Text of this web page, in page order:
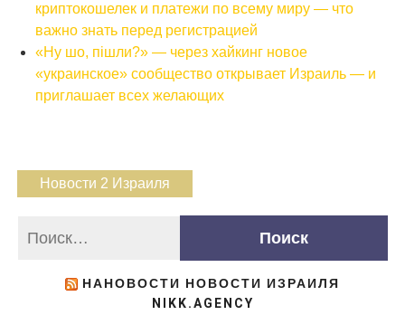
криптокошелек и платежи по всему миру — что
важно знать перед регистрацией
«Ну шо, пішли?» — через хайкинг новое
«украинское» сообщество открывает Израиль — и
приглашает всех желающих
Новости 2 Израиля
НАНОВОСТИ НОВОСТИ ИЗРАИЛЯ
NIKK.AGENCY